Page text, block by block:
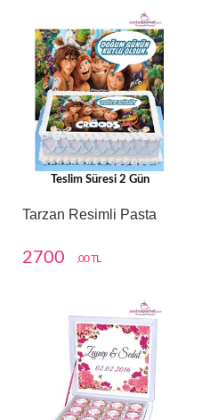
Teslim Süresi 2 Gün
Tarzan Resimli Pasta
2700 ,00 TL